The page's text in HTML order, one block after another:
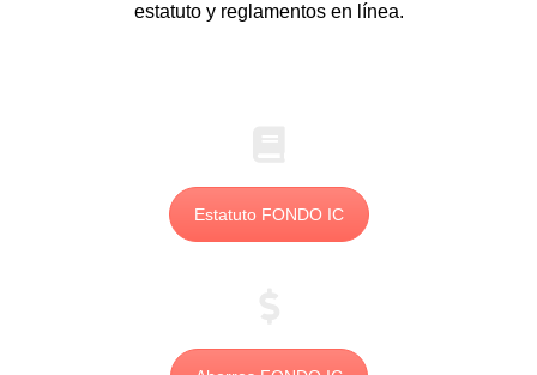
estatuto y reglamentos en línea.
Estatuto FONDO IC